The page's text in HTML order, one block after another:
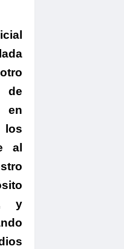
de
en
al
y